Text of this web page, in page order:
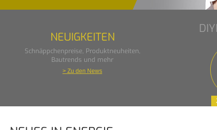
NEUIGKEITEN
Schnäppchenpreise, Produktneuheiten,
Bautrends und mehr
> Zu den News